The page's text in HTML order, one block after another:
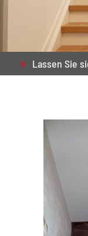
Lassen Sie